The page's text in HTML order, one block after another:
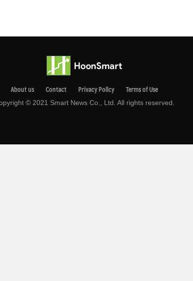
About us Contact Privacy Pollcy Terms of Use
© 2021 Smart News Co., Ltd. All rights reserved.